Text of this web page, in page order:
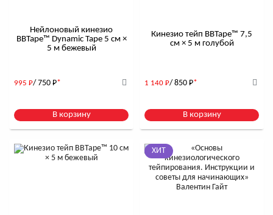
Нейлоновый кинезио
BBTape™ Dynamic Tape 5 см ×
5 м бежевый
995 Р/ 750 Р*
В корзину
Кинезио тейп BBTape™ 7,5
см × 5 м голубой
1 140 Р/ 850 Р*
В корзину
ХИТ